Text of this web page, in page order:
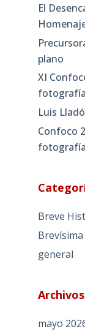
El
plano
XI
Luis
Confoco
Breve
general
Archivos
mayo